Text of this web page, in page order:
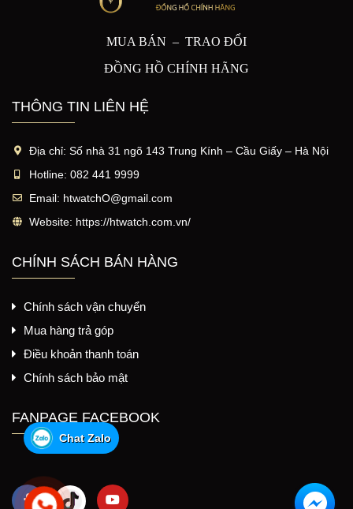
MUA BÁN – TRAO ĐỔI
ĐỒNG HỒ CHÍNH HÃNG
THÔNG TIN LIÊN HỆ
Địa chỉ: Số nhà 31 ngõ 143 Trung Kính – Cầu Giấy – Hà Nội
Hotline: 082 441 9999
Email: htwatchO@gmail.com
Website: https://htwatch.com.vn/
CHÍNH SÁCH BÁN HÀNG
Chính sách vận chuyển
Mua hàng trả góp
Điều khoản thanh toán
Chính sách bảo mật
FANPAGE FACEBOOK
Chat Zalo